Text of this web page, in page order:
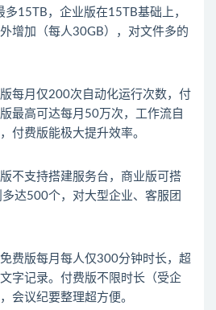
15TB，企业版在15TB基础上，
增加（每人30GB），对文件多的
每月仅200次自动化运行次数，付
最高可达每月50万次，工作流自
付费版能极大提升效率。
不支持搭建服务台，商业版可搭
达500个，对大型企业、客服团
费版每月每人仅300分钟时长，超
字记录。付费版不限时长（受企
会议纪要整理超方便。